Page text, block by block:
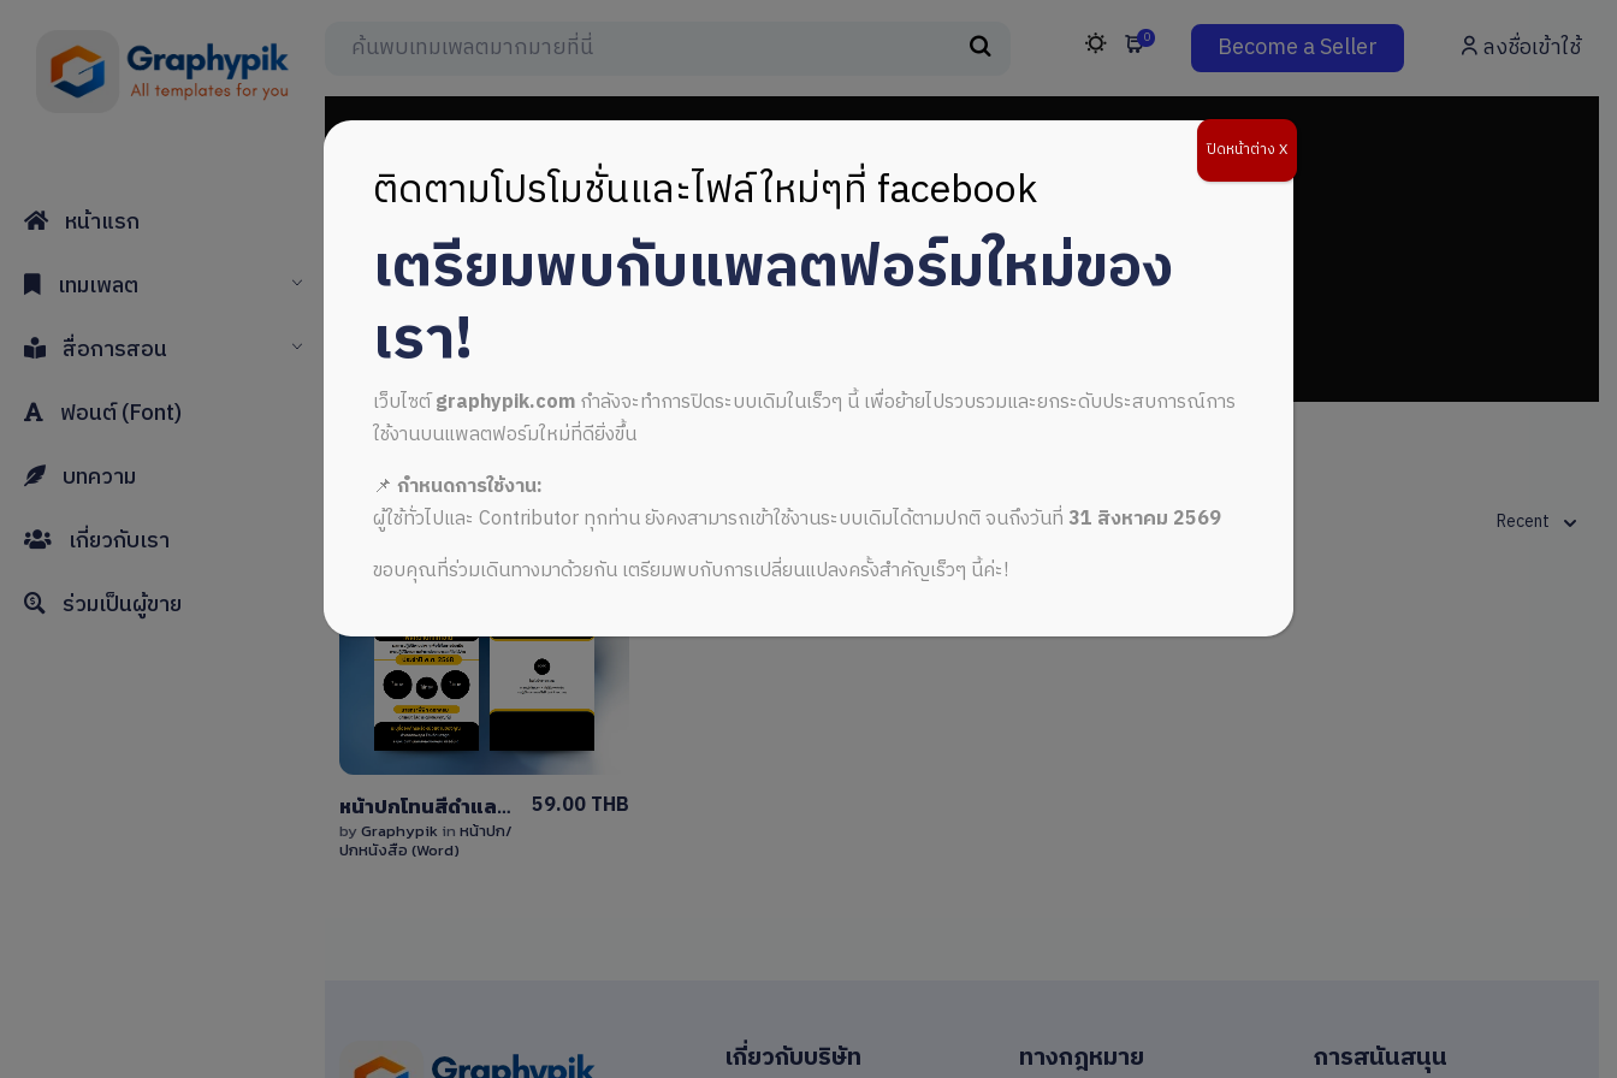
หน้าแรก
เทมเพลต
สื่อการสอน
ฟอนต์ (Font)
บทความ
เกี่ยวกับเรา
ร่วมเป็นผู้ขาย
0 Become a Seller ลงชื่อเข้าใช้
ปกรายงานมินิมอล
ALL MUSIC FROM ปกรายงานมินิมอล Recent
View
Details
0 Sale
หน้าปกโทนสีดำและสีเหลืองสไตล์มินิมอลแก้ไขได้ง่ายมาก พร้อมหน้าใส่เนื้อหา
by Graphypik in หน้าปก/
ปกหนังสือ (Word)
59.00 THB
เกี่ยวกับบริษัท ทางกฎหมาย การสนันสนุน
ติดตามโปรโมชั่นและไฟล์ใหม่ๆที่ facebook
เตรียมพบกับแพลตฟอร์มใหม่ของ
เรา!
เว็บไซต์graphypik.comกำลังจะทำการปิดระบบเดิมในเร็วๆ นี้ เพื่อย้ายไปรวบรวมและยกระดับประสบการณ์การ
ใช้งานบนแพลตฟอร์มใหม่ที่ดียิ่งขึ้น
📌 กำหนดการใช้งาน:
ผู้ใช้ทั่วไปและ Contributor ทุกท่าน ยังคงสามารถเข้าใช้งานระบบเดิมได้ตามปกติ จนถึงวันที่ 31 สิงหาคม 2569
ขอบคุณที่ร่วมเดินทางมาด้วยกัน เตรียมพบกับการเปลี่ยนแปลงครั้งสำคัญเร็วๆ นี้ค่ะ!
ปิดหน้าต่าง X